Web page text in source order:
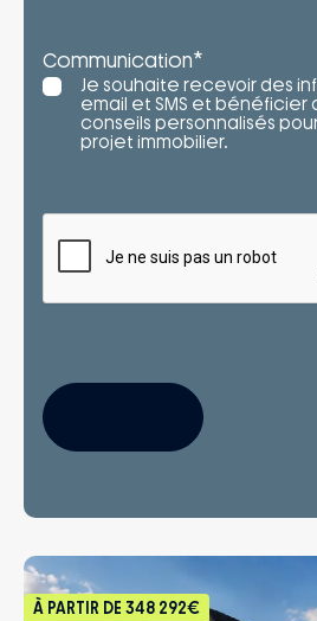
Communication*
Je souhaite recevoir des
email et SMS et bénéficier
conseils personnalisés
projet immobilier.
À PARTIR DE 348 292€